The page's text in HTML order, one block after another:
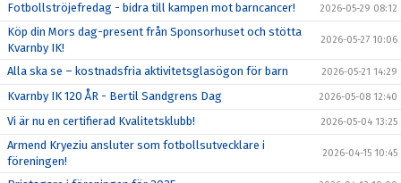
Fotbollströjefredag - bidra till kampen mot barncancer! 2026-05-29 08:12
Köp din Mors dag-present från Sponsorhuset och stötta
Kvarnby IK!
2026-05-27 10:06
Alla ska se – kostnadsfria aktivitetsglasögon för barn 2026-05-21 14:29
Kvarnby IK 120 ÅR - Bertil Sandgrens Dag 2026-05-08 12:40
Vi är nu en certifierad Kvalitetsklubb! 2026-05-04 13:25
Armend Kryeziu ansluter som fotbollsutvecklare i
föreningen!
2026-04-15 10:45